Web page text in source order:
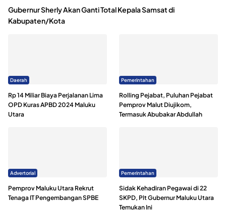
Gubernur Sherly Akan Ganti Total Kepala Samsat di
Kabupaten/Kota
Daerah
Rp 14 Miliar Biaya Perjalanan Lima
OPD Kuras APBD 2024 Maluku
Utara
Pemerintahan
Rolling Pejabat, Puluhan Pejabat
Pemprov Malut Diujikom,
Termasuk Abubakar Abdullah
Advertorial
Pemprov Maluku Utara Rekrut
Tenaga IT Pengembangan SPBE
Pemerintahan
Sidak Kehadiran Pegawai di 22
SKPD, Plt Gubernur Maluku Utara
Temukan Ini